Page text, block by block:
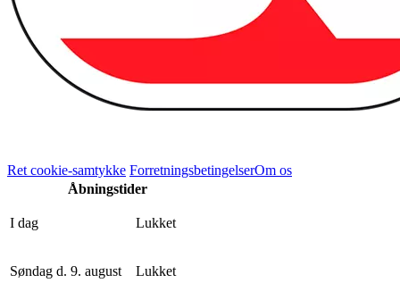
Ret cookie-samtykke ForretningsbetingelserOm os
Åbningstider
I dag Lukket
Søndag d. 9. august Lukket